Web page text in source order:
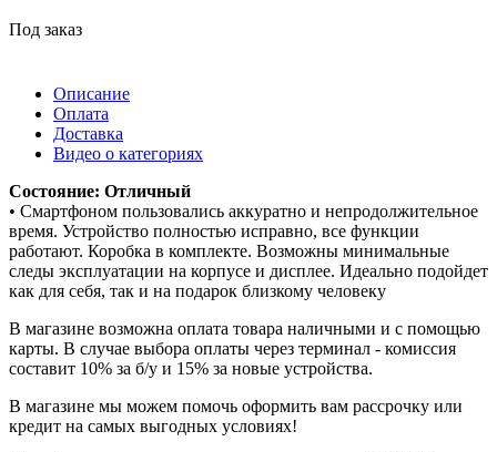
Под заказ
Описание
Оплата
Доставка
Видео о категориях
Состояние: Отличный
• Смартфоном пользовались аккуратно и непродолжительное
время. Устройство полностью исправно, все функции
работают. Коробка в комплекте. Возможны минимальные
следы эксплуатации на корпусе и дисплее. Идеально подойдет
как для себя, так и на подарок близкому человеку
В магазине возможна оплата товара наличными и с помощью
карты. В случае выбора оплаты через терминал - комиссия
составит 10% за б/у и 15% за новые устройства.
В магазине мы можем помочь оформить вам рассрочку или
кредит на самых выгодных условиях!